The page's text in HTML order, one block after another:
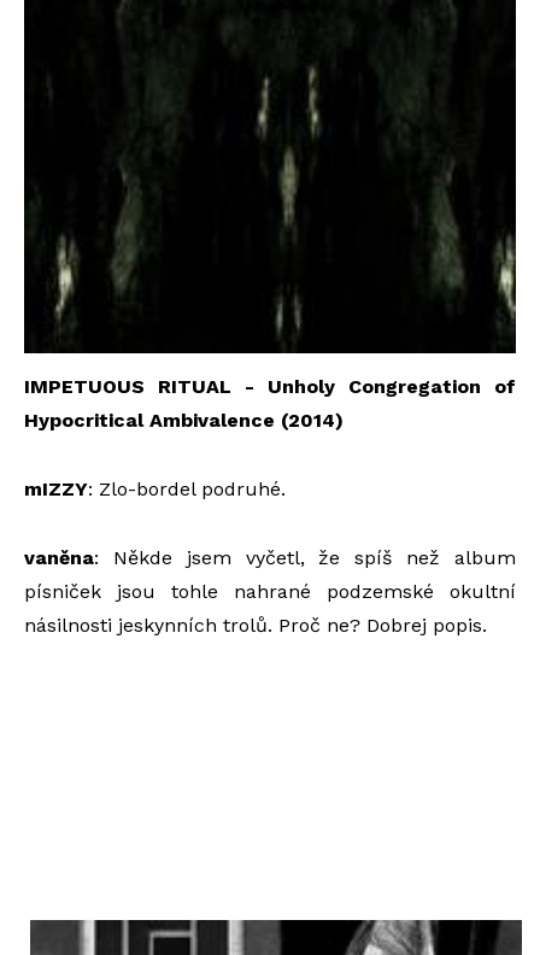
IMPETUOUS RITUAL - Unholy Congregation of
Hypocritical Ambivalence (2014)
mIZZY: Zlo-bordel podruhé.
vaněna: Někde jsem vyčetl, že spíš než album
písniček jsou tohle nahrané podzemské okultní
násilnosti jeskynních trolů. Proč ne? Dobrej popis.